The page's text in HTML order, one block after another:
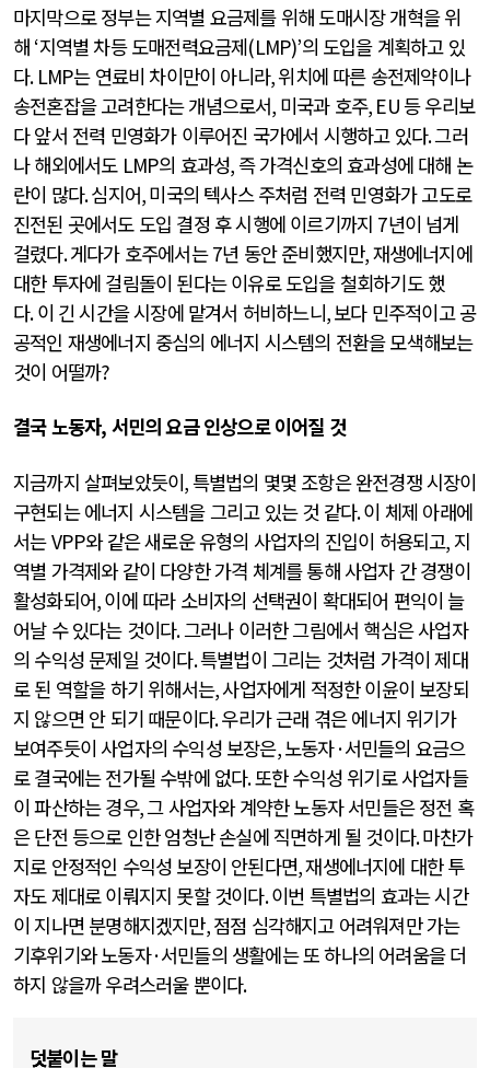
마지막으로 정부는 지역별 요금제를 위해 도매시장 개혁을 위
해 ‘지역별 차등 도매전력요금제(LMP)’의 도입을 계획하고 있
다. LMP는 연료비 차이만이 아니라,위치에 따른 송전제약이나
송전혼잡을 고려한다는 개념으로서, 미국과 호주, EU등 우리보
다 앞서 전력 민영화가 이루어진 국가에서 시행하고 있다.그러
나 해외에서도 LMP의 효과성,즉 가격신호의 효과성에 대해 논
란이 많다.심지어,미국의 텍사스 주처럼 전력 민영화가 고도로
진전된 곳에서도 도입 결정 후 시행에 이르기까지 7년이 넘게
걸렸다.게다가 호주에서는7년 동안 준비했지만,재생에너지에
대한 투자에 걸림돌이 된다는 이유로 도입을 철회하기도 했
다.이 긴 시간을 시장에 맡겨서 허비하느니,보다 민주적이고 공
공적인 재생에너지 중심의 에너지 시스템의 전환을 모색해보는
것이 어떨까?
결국 노동자, 서민의 요금 인상으로 이어질 것
지금까지 살펴보았듯이,특별법의 몇몇 조항은 완전경쟁 시장이
구현되는 에너지 시스템을 그리고 있는 것 같다.이 체제 아래에
서는VPP와 같은 새로운 유형의 사업자의 진입이 허용되고, 지
역별 가격제와 같이 다양한 가격 체계를 통해 사업자 간 경쟁이
활성화되어,이에 따라 소비자의 선택권이 확대되어 편익이 늘
어날 수 있다는 것이다.그러나 이러한 그림에서 핵심은 사업자
의 수익성 문제일 것이다.특별법이 그리는 것처럼 가격이 제대
로 된 역할을 하기 위해서는,사업자에게 적정한 이윤이 보장되
지 않으면 안 되기 때문이다.우리가 근래 겪은 에너지 위기가
보여주듯이 사업자의 수익성 보장은,노동자·서민들의 요금으
로 결국에는 전가될 수밖에 없다.또한 수익성 위기로 사업자들
이 파산하는 경우,그 사업자와 계약한 노동자 서민들은 정전 혹
은 단전 등으로 인한 엄청난 손실에 직면하게 될 것이다.마찬가
지로 안정적인 수익성 보장이 안된다면,재생에너지에 대한 투
자도 제대로 이뤄지지 못할 것이다.이번 특별법의 효과는 시간
이 지나면 분명해지겠지만,점점 심각해지고 어려워져만 가는
기후위기와 노동자·서민들의 생활에는 또 하나의 어려움을 더
하지 않을까 우려스러울 뿐이다.
덧붙이는 말